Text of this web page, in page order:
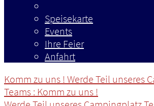
Speisekarte
Events
Ihre Feier
Anfahrt
Komm zu uns ! Werde Teil unseres
Teams : Komm zu uns !